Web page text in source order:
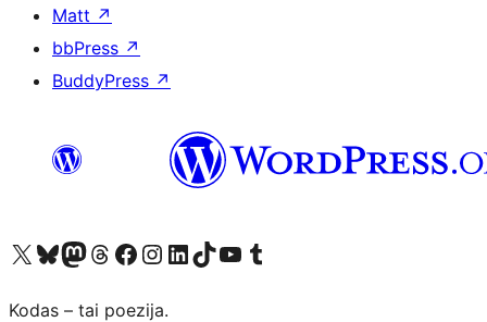
Matt ↗
bbPress ↗
BuddyPress ↗
Visit our X (formerly Twitter) account
Apsilankykite mūsų Bluesky paskyroje
Visit our Mastodon account
Apsilankykite mūsų Threads paskyroje
Visit our Facebook page
Visit our Instagram account
Visit our LinkedIn account
Apsilankykite mūsų TikTok paskyroje
Visit our YouTube channel
Apsilankykite mūsų Tumblr paskyroje
Kodas – tai poezija.